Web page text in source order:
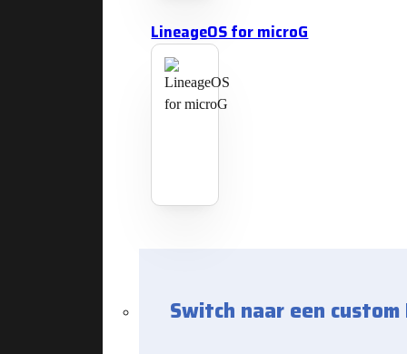
LineageOS for microG
Switch naar een custom